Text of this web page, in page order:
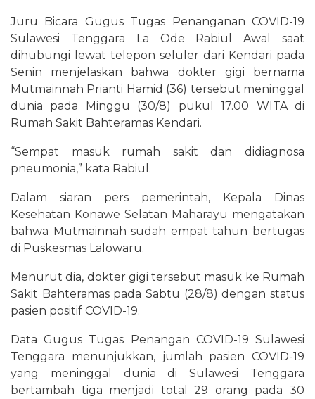
Juru Bicara Gugus Tugas Penanganan COVID-19
Sulawesi Tenggara La Ode Rabiul Awal saat
dihubungi lewat telepon seluler dari Kendari pada
Senin menjelaskan bahwa dokter gigi bernama
Mutmainnah Prianti Hamid (36) tersebut meninggal
dunia pada Minggu (30/8) pukul 17.00 WITA di
Rumah Sakit Bahteramas Kendari.
“Sempat masuk rumah sakit dan didiagnosa
pneumonia,” kata Rabiul.
Dalam siaran pers pemerintah, Kepala Dinas
Kesehatan Konawe Selatan Maharayu mengatakan
bahwa Mutmainnah sudah empat tahun bertugas
di Puskesmas Lalowaru.
Menurut dia, dokter gigi tersebut masuk ke Rumah
Sakit Bahteramas pada Sabtu (28/8) dengan status
pasien positif COVID-19.
Data Gugus Tugas Penangan COVID-19 Sulawesi
Tenggara menunjukkan, jumlah pasien COVID-19
yang meninggal dunia di Sulawesi Tenggara
bertambah tiga menjadi total 29 orang pada 30